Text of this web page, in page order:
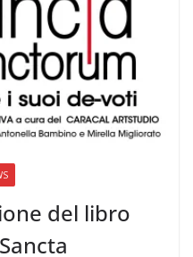
del libro